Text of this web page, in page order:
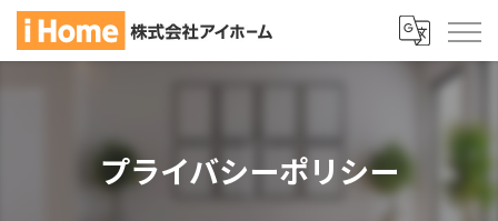
プライバシーポリシー